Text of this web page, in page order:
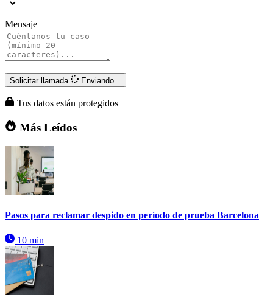
Mensaje
Solicitar llamada Enviando...
Tus datos están protegidos
Más Leídos
Pasos para reclamar despido en período de prueba Barcelona
10 min